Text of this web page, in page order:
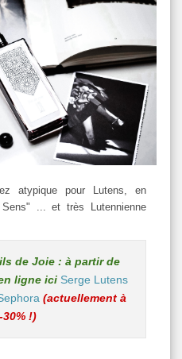
atypique pour Lutens, en
... et très Lutennienne
de Joie : à partir de
ligne ici Serge Lutens
(actuellement à
-30% !)